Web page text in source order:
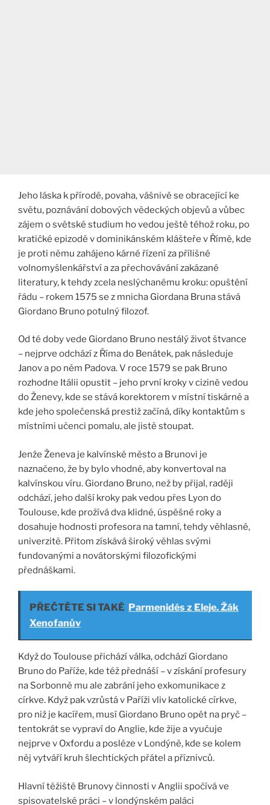
Jeho láska k přírodě, povaha, vášnivě se obracející ke
světu, poznávání dobových vědeckých objevů a vůbec
zájem o světské studium ho vedou ještě téhož roku, po
kratičké epizodě v dominikánském klášteře v Římě, kde
je proti němu zahájeno kárné řízení za přílišné
volnomyšlenkářství a za přechovávání zakázané
literatury, k tehdy zcela neslýchanému kroku: opuštění
řádu – rokem 1575 se z mnicha Giordana Bruna stává
Giordano Bruno potulný filozof.
Od té doby vede Giordano Bruno nestálý život štvance
– nejprve odchází z Říma do Benátek, pak následuje
Janov a po něm Padova. V roce 1579 se pak Bruno
rozhodne Itálii opustit – jeho první kroky v cizině vedou
do Ženevy, kde se stává korektorem v místní tiskárně a
kde jeho společenská prestiž začíná, díky kontaktům s
místními učenci pomalu, ale jistě stoupat.
Jenže Ženeva je kalvínské město a Brunovi je
naznačeno, že by bylo vhodné, aby konvertoval na
kalvínskou víru. Giordano Bruno, než by přijal, raději
odchází, jeho další kroky pak vedou přes Lyon do
Toulouse, kde prožívá dva klidné, úspěšné roky a
dosahuje hodnosti profesora na tamní, tehdy věhlasné,
univerzitě. Přitom získává široký věhlas svými
fundovanými a novátorskými filozofickými
přednáškami.
PŘEČTĚTE SI TAKÉ Parmenidés z Eleje. Žák
Xenofanův
Když do Toulouse přichází válka, odchází Giordano
Bruno do Paříže, kde též přednáší – v získání profesury
na Sorbonně mu ale zabrání jeho exkomunikace z
církve. Když pak vzrůstá v Paříži vliv katolické církve,
pro niž je kacířem, musí Giordano Bruno opět na pryč –
tentokrát se vypraví do Anglie, kde žije a vyučuje
nejprve v Oxfordu a posléze v Londýně, kde se kolem
něj vytváří kruh šlechtických přátel a příznivců.
Hlavní těžiště Brunovy činnosti v Anglii spočívá ve
spisovatelské práci – v londýnském paláci